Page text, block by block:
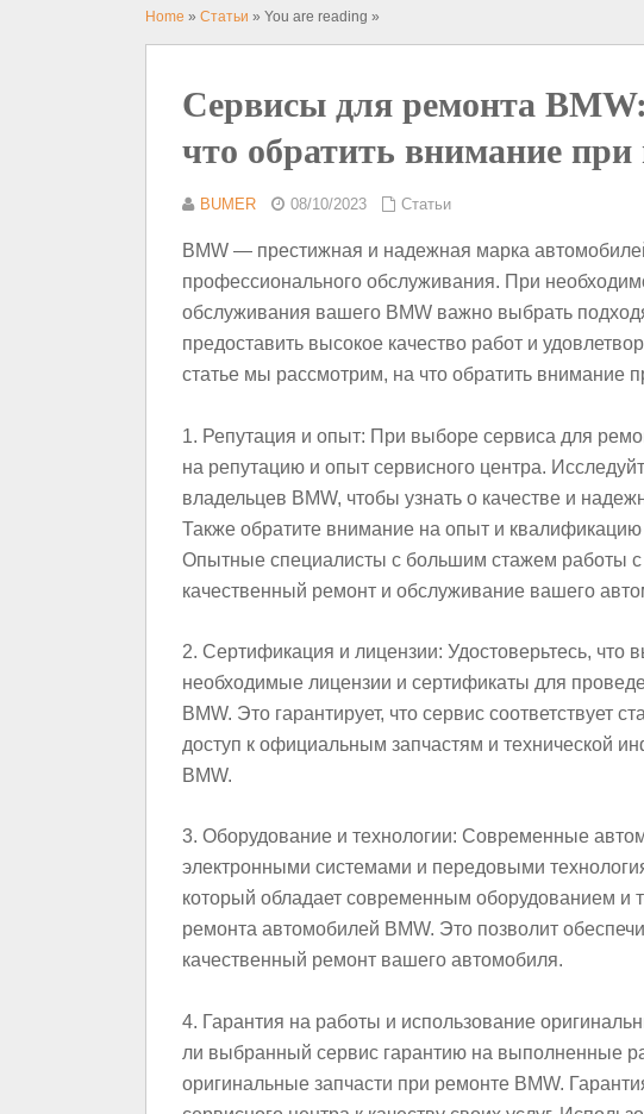
Home » Статьи » You are reading »
Сервисы для ремонта
что обратить внимание
BUMER 08/10/2023 Статьи
BMW — престижная и надежная марка
профессионального обслуживания. При
обслуживания вашего BMW важно выбрать
предоставить высокое качество работ и
статье мы рассмотрим, на что обратить внимание
1. Репутация и опыт: При выборе сервиса для
на репутацию и опыт сервисного центра.
владельцев BMW, чтобы узнать о качестве и
Также обратите внимание на опыт и
Опытные специалисты с большим стажем работы с
качественный ремонт и обслуживание вашего
2. Сертификация и лицензии: Удостоверьтесь,
необходимые лицензии и сертификаты для
BMW. Это гарантирует, что сервис соответствует
доступ к официальным запчастям и технической
BMW.
3. Оборудование и технологии: Современные
электронными системами и передовыми
который обладает современным оборудованием и
ремонта автомобилей BMW. Это позволит
качественный ремонт вашего автомобиля.
4. Гарантия на работы и использование
ли выбранный сервис гарантию на выполненные
оригинальные запчасти при ремонте BMW.